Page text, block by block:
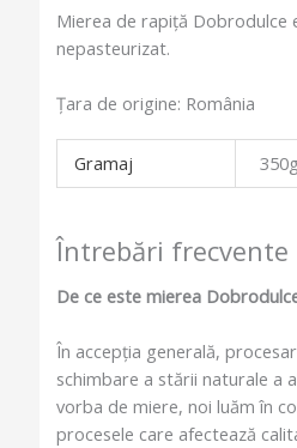
Mierea de rapiță Dobrodulce
nepasteurizat.
Țara de origine: România
Gramaj
Întrebări frecvente
De ce este mierea
În accepția generală,
schimbare a stării naturale a
vorba de miere, noi luăm în
procesele care afectează